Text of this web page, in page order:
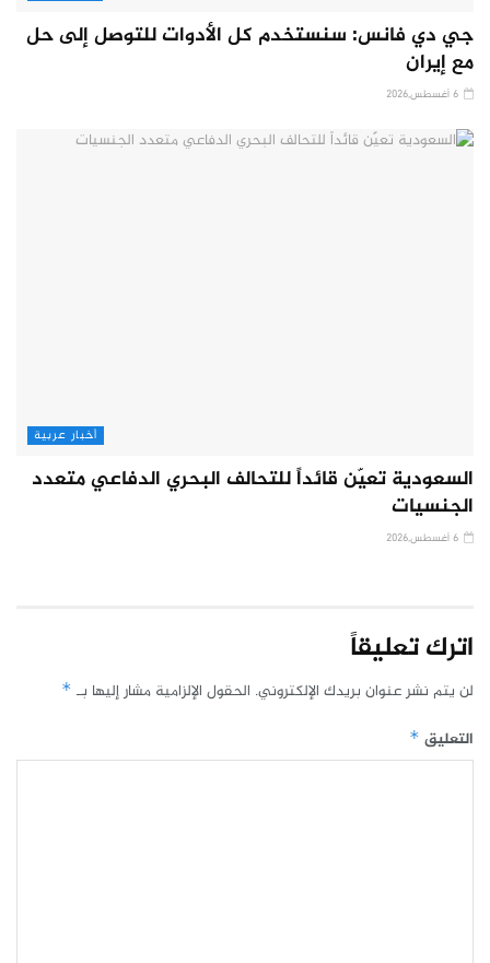
جي دي فانس: سنستخدم كل الأدوات للتوصل إلى حل
مع إيران
أخبار عربية
السعودية تعيّن قائداً للتحالف البحري الدفاعي متعدد
الجنسيات
اترك تعليقاً
لن يتم نشر عنوان بريدك الإلكتروني. الحقول الإلزامية مشار إليها بـ *
التعليق *